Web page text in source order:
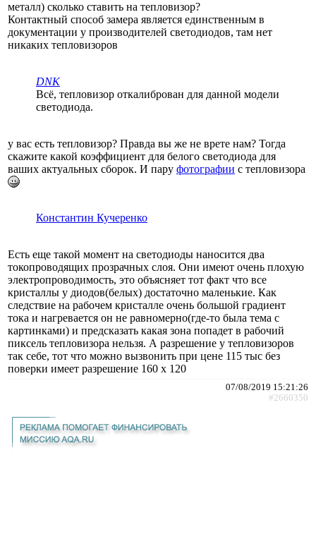
металл) сколько ставить на тепловизор?
Контактный способ замера является единственным в
документации у производителей светодиодов, там нет
никаких тепловизоров
DNK
Всё, тепловизор откалиброван для данной модели
светодиода.
у вас есть тепловизор? Правда вы же не врете нам? Тогда
скажите какой коэффициент для белого светодиода для
ваших актуальных сборок. И пару фотографии с тепловизора
Константин Кучеренко
Есть еще такой момент на светодиоды наносится два
токопроводящих прозрачных слоя. Они имеют очень плохую
электропроводимость, это объясняет тот факт что все
кристаллы у диодов(белых) достаточно маленькие. Как
следствие на рабочем кристалле очень большой градиент
тока и нагревается он не равномерно(где-то была тема с
картинками) и предсказать какая зона попадет в рабочий
пиксель тепловизора нельзя. А разрешение у тепловизоров
так себе, тот что можно вызвонить при цене 115 тыс без
поверки имеет разрешение 160 x 120
07/08/2019 15:21:26
#2660350